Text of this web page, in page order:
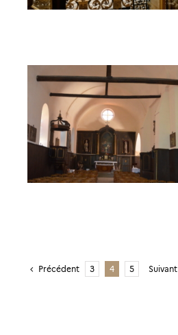
Eglise du Perray en
Yvelines
Précédent 3 4 5 Suivant